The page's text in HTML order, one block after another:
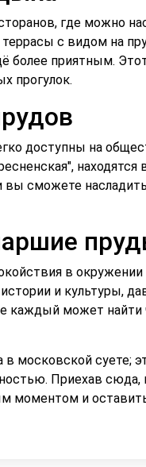
где можно
с видом на
более приятным.
прогулок.
доступны на
находятся
вы сможете
в окружении
и культуры,
каждый может
московской суете;
Приехав сюда,
моментом и